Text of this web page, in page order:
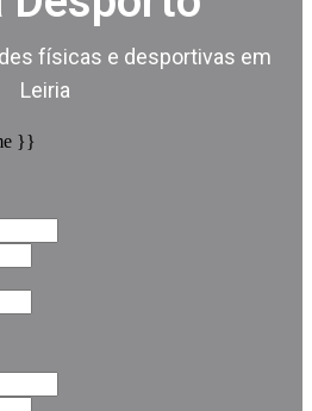
físicas e desportivas em
Leiria
}}